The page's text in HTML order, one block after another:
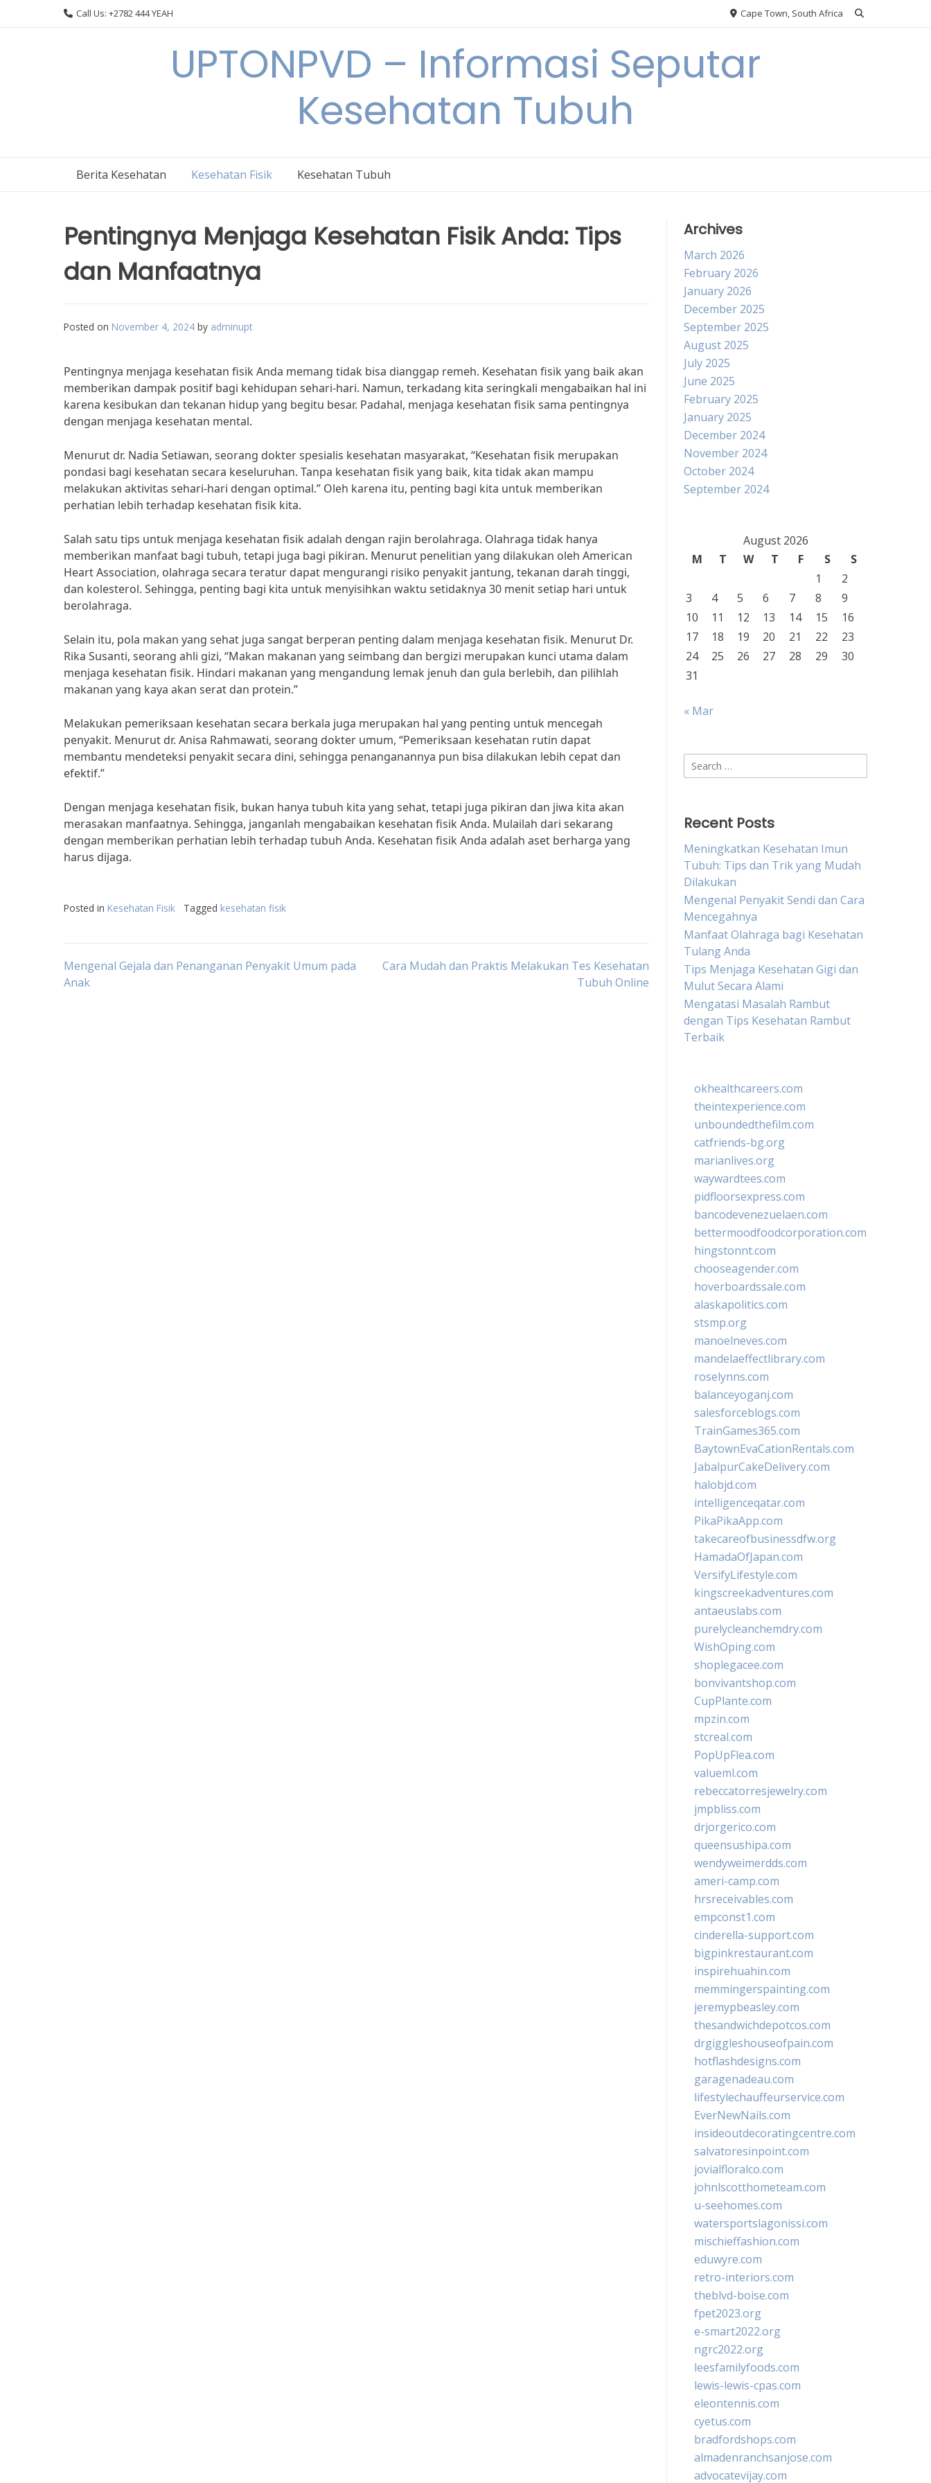
Call Us: +2782 444 YEAH Cape Town, South Africa
UPTONPVD – Informasi Seputar
Kesehatan Tubuh
Berita Kesehatan Kesehatan Fisik Kesehatan Tubuh
Pentingnya Menjaga Kesehatan Fisik Anda: Tips
dan Manfaatnya
Posted on November 4, 2024 by adminupt
Pentingnya menjaga kesehatan fisik Anda memang tidak bisa dianggap remeh. Kesehatan fisik yang baik akan
memberikan dampak positif bagi kehidupan sehari-hari. Namun, terkadang kita seringkali mengabaikan hal ini
karena kesibukan dan tekanan hidup yang begitu besar. Padahal, menjaga kesehatan fisik sama pentingnya
dengan menjaga kesehatan mental.
Menurut dr. Nadia Setiawan, seorang dokter spesialis kesehatan masyarakat, “Kesehatan fisik merupakan
pondasi bagi kesehatan secara keseluruhan. Tanpa kesehatan fisik yang baik, kita tidak akan mampu
melakukan aktivitas sehari-hari dengan optimal.” Oleh karena itu, penting bagi kita untuk memberikan
perhatian lebih terhadap kesehatan fisik kita.
Salah satu tips untuk menjaga kesehatan fisik adalah dengan rajin berolahraga. Olahraga tidak hanya
memberikan manfaat bagi tubuh, tetapi juga bagi pikiran. Menurut penelitian yang dilakukan oleh American
Heart Association, olahraga secara teratur dapat mengurangi risiko penyakit jantung, tekanan darah tinggi,
dan kolesterol. Sehingga, penting bagi kita untuk menyisihkan waktu setidaknya 30 menit setiap hari untuk
berolahraga.
Selain itu, pola makan yang sehat juga sangat berperan penting dalam menjaga kesehatan fisik. Menurut Dr.
Rika Susanti, seorang ahli gizi, “Makan makanan yang seimbang dan bergizi merupakan kunci utama dalam
menjaga kesehatan fisik. Hindari makanan yang mengandung lemak jenuh dan gula berlebih, dan pilihlah
makanan yang kaya akan serat dan protein.”
Melakukan pemeriksaan kesehatan secara berkala juga merupakan hal yang penting untuk mencegah
penyakit. Menurut dr. Anisa Rahmawati, seorang dokter umum, “Pemeriksaan kesehatan rutin dapat
membantu mendeteksi penyakit secara dini, sehingga penanganannya pun bisa dilakukan lebih cepat dan
efektif.”
Dengan menjaga kesehatan fisik, bukan hanya tubuh kita yang sehat, tetapi juga pikiran dan jiwa kita akan
merasakan manfaatnya. Sehingga, janganlah mengabaikan kesehatan fisik Anda. Mulailah dari sekarang
dengan memberikan perhatian lebih terhadap tubuh Anda. Kesehatan fisik Anda adalah aset berharga yang
harus dijaga.
Posted in Kesehatan Fisik Tagged kesehatan fisik
Post
Mengenal Gejala dan Penanganan Penyakit Umum pada
Anak
Cara Mudah dan Praktis Melakukan Tes Kesehatan
Tubuh Online
Archives
March 2026
February 2026
January 2026
December 2025
September 2025
August 2025
July 2025
June 2025
February 2025
January 2025
December 2024
November 2024
October 2024
September 2024
August 2026
M
T W T F S
S
1
2
3
4 5 6 7 8
9
10
11 12 13 14 15
16
17
18 19 20 21 22
23
24
25 26 27 28 29
30
31
« Mar
Search
for:
Recent Posts
Meningkatkan Kesehatan Imun
Tubuh: Tips dan Trik yang Mudah
Dilakukan
Mengenal Penyakit Sendi dan Cara
Mencegahnya
Manfaat Olahraga bagi Kesehatan
Tulang Anda
Tips Menjaga Kesehatan Gigi dan
Mulut Secara Alami
Mengatasi Masalah Rambut
dengan Tips Kesehatan Rambut
Terbaik
okhealthcareers.com
theintexperience.com
unboundedthefilm.com
catfriends-bg.org
marianlives.org
waywardtees.com
pidfloorsexpress.com
bancodevenezuelaen.com
bettermoodfoodcorporation.com
hingstonnt.com
chooseagender.com
hoverboardssale.com
alaskapolitics.com
stsmp.org
manoelneves.com
mandelaeffectlibrary.com
roselynns.com
balanceyoganj.com
salesforceblogs.com
TrainGames365.com
BaytownEvaCationRentals.com
JabalpurCakeDelivery.com
halobjd.com
intelligenceqatar.com
PikaPikaApp.com
takecareofbusinessdfw.org
HamadaOfJapan.com
VersifyLifestyle.com
kingscreekadventures.com
antaeuslabs.com
purelycleanchemdry.com
WishOping.com
shoplegacee.com
bonvivantshop.com
CupPlante.com
mpzin.com
stcreal.com
PopUpFlea.com
valueml.com
rebeccatorresjewelry.com
jmpbliss.com
drjorgerico.com
queensushipa.com
wendyweimerdds.com
ameri-camp.com
hrsreceivables.com
empconst1.com
cinderella-support.com
bigpinkrestaurant.com
inspirehuahin.com
memmingerspainting.com
jeremypbeasley.com
thesandwichdepotcos.com
drgiggleshouseofpain.com
hotflashdesigns.com
garagenadeau.com
lifestylechauffeurservice.com
EverNewNails.com
insideoutdecoratingcentre.com
salvatoresinpoint.com
jovialfloralco.com
johnlscotthometeam.com
u-seehomes.com
watersportslagonissi.com
mischieffashion.com
eduwyre.com
retro-interiors.com
theblvd-boise.com
fpet2023.org
e-smart2022.org
ngrc2022.org
leesfamilyfoods.com
lewis-lewis-cpas.com
eleontennis.com
cyetus.com
bradfordshops.com
almadenranchsanjose.com
advocatevijay.com